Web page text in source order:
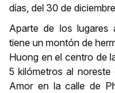
días, del 30 de
Aparte de los lugares
tiene un montón de
Huong en el centro de
5 kilómetros al
Amor en la calle de